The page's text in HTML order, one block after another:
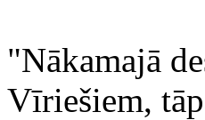
"Nākamajā
Vīriešiem,